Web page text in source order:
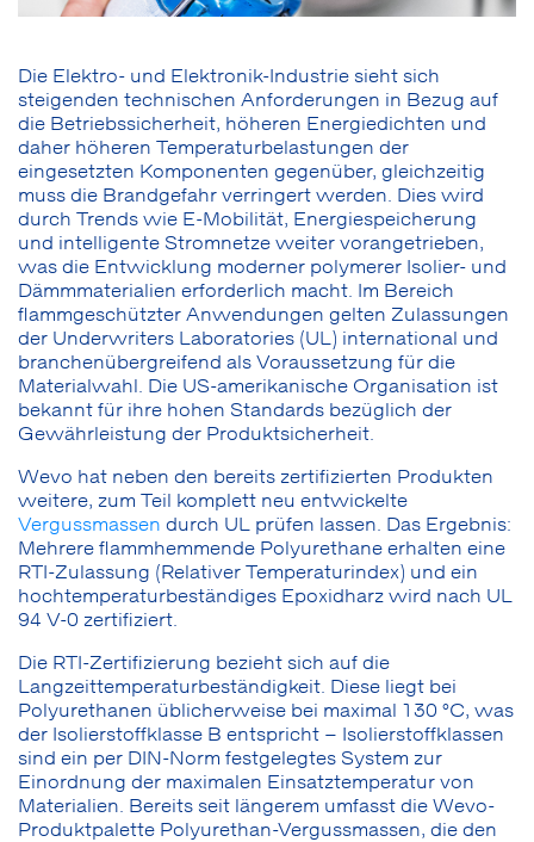
Die Elektro- und Elektronik-Industrie sieht sich
steigenden technischen Anforderungen in Bezug auf
die Betriebssicherheit, höheren Energiedichten und
daher höheren Temperaturbelastungen der
eingesetzten Komponenten gegenüber, gleichzeitig
muss die Brandgefahr verringert werden. Dies wird
durch Trends wie E-Mobilität, Energiespeicherung
und intelligente Stromnetze weiter vorangetrieben,
was die Entwicklung moderner polymerer Isolier- und
Dämmmaterialien erforderlich macht. Im Bereich
flammgeschützter Anwendungen gelten Zulassungen
der Underwriters Laboratories (UL) international und
branchenübergreifend als Voraussetzung für die
Materialwahl. Die US-amerikanische Organisation ist
bekannt für ihre hohen Standards bezüglich der
Gewährleistung der Produktsicherheit.
Wevo hat neben den bereits zertifizierten Produkten
weitere, zum Teil komplett neu entwickelte
Vergussmassen durch UL prüfen lassen. Das Ergebnis:
Mehrere flammhemmende Polyurethane erhalten eine
RTI-Zulassung (Relativer Temperaturindex) und ein
hochtemperaturbeständiges Epoxidharz wird nach UL
94 V-0 zertifiziert.
Die RTI-Zertifizierung bezieht sich auf die
Langzeittemperaturbeständigkeit. Diese liegt bei
Polyurethanen üblicherweise bei maximal 130 °C, was
der Isolierstoffklasse B entspricht – Isolierstoffklassen
sind ein per DIN-Norm festgelegtes System zur
Einordnung der maximalen Einsatztemperatur von
Materialien. Bereits seit längerem umfasst die Wevo-
Produktpalette Polyurethan-Vergussmassen, die den